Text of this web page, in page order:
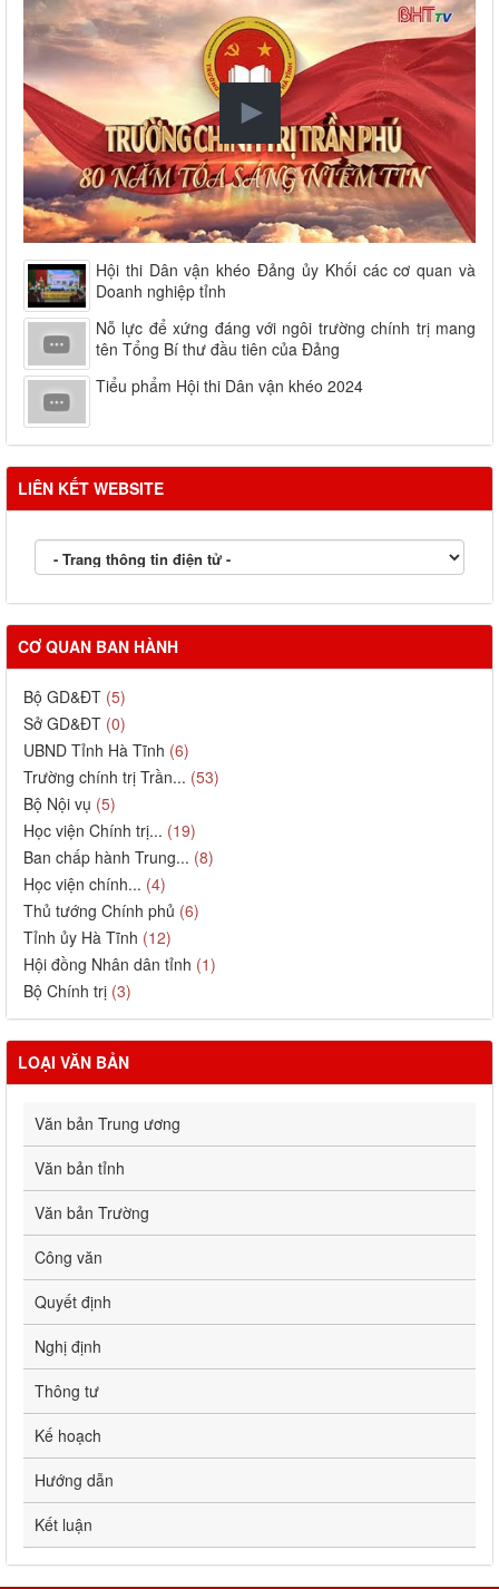
Hội thi Dân vận khéo Đảng ủy Khối các cơ quan và
Doanh nghiệp tỉnh
Nỗ lực để xứng đáng với ngôi trường chính trị mang
tên Tổng Bí thư đầu tiên của Đảng
Tiểu phẩm Hội thi Dân vận khéo 2024
LIÊN KẾT WEBSITE
CƠ QUAN BAN HÀNH
Bộ GD&ĐT (5)
Sở GD&ĐT (0)
UBND Tỉnh Hà Tĩnh (6)
Trường chính trị Trần... (53)
Bộ Nội vụ (5)
Học viện Chính trị... (19)
Ban chấp hành Trung... (8)
Học viện chính... (4)
Thủ tướng Chính phủ (6)
Tỉnh ủy Hà Tĩnh (12)
Hội đồng Nhân dân tỉnh (1)
Bộ Chính trị (3)
LOẠI VĂN BẢN
Văn bản Trung ương
Văn bản tỉnh
Văn bản Trường
Công văn
Quyết định
Nghị định
Thông tư
Kế hoạch
Hướng dẫn
Kết luận